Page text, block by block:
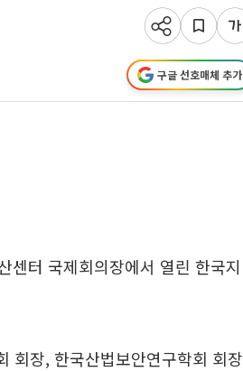
구글 선호매체 추가
센터 국제회의장에서 열린 한국지
회장, 한국산법보안연구학회 회장